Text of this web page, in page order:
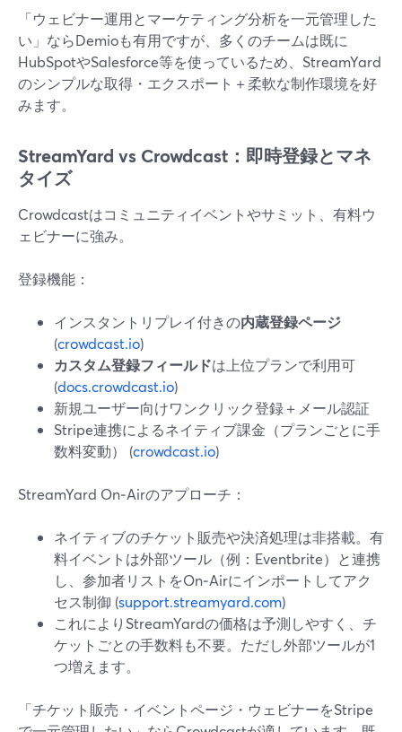
「ウェビナー運用とマーケティング分析を一元管理した
い」ならDemioも有用ですが、多くのチームは既に
HubSpotやSalesforce等を使っているため、StreamYard
のシンプルな取得・エクスポート＋柔軟な制作環境を好
みます。
StreamYard vs Crowdcast：即時登録とマネ
タイズ
Crowdcastはコミュニティイベントやサミット、有料ウ
ェビナーに強み。
登録機能：
インスタントリプレイ付きの内蔵登録ページ
(crowdcast.io)
カスタム登録フィールドは上位プランで利用可
(docs.crowdcast.io)
新規ユーザー向けワンクリック登録＋メール認証
Stripe連携によるネイティブ課金（プランごとに手
数料変動） (crowdcast.io)
StreamYard On‑Airのアプローチ：
ネイティブのチケット販売や決済処理は非搭載。有
料イベントは外部ツール（例：Eventbrite）と連携
し、参加者リストをOn‑Airにインポートしてアク
セス制御 (support.streamyard.com)
これによりStreamYardの価格は予測しやすく、チ
ケットごとの手数料も不要。ただし外部ツールが1
つ増えます。
「チケット販売・イベントページ・ウェビナーをStripe